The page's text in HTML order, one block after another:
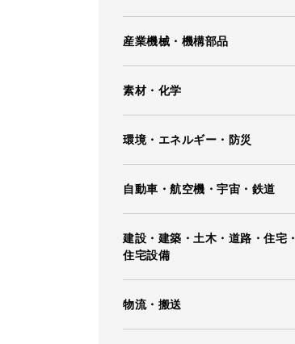
産業機械・機構部品
素材・化学
環境・エネルギー・防災
自動車・航空機・宇宙・鉄道
建設・建築・土木・道路・住宅・
住宅設備
物流・搬送